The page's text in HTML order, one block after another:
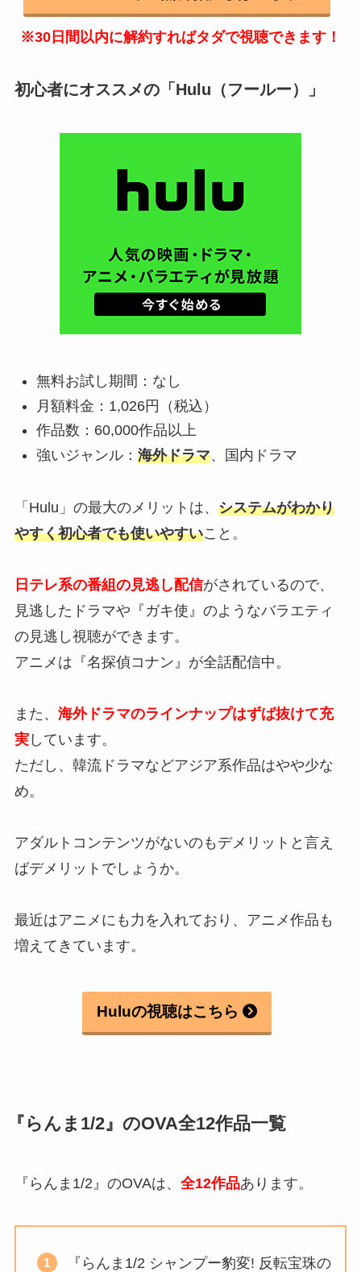
※30日間以内に解約すればタダで視聴できます！
初心者にオススメの「Hulu（フールー）」
無料お試し期間：なし
月額料金：1,026円（税込）
作品数：60,000作品以上
強いジャンル： 海外ドラマ、国内ドラマ
「Hulu」の最大のメリットは、 システムがわかり
やすく初心者でも使いやすいこと。
日テレ系の番組の見逃し配信がされているので、
見逃したドラマや『ガキ使』のようなバラエティ
の見逃し視聴ができます。
アニメは『名探偵コナン』が全話配信中。
また、 海外ドラマのラインナップはずば抜けて充
実しています。
ただし、韓流ドラマなどアジア系作品はやや少な
め。
アダルトコンテンツがないのもデメリットと言え
ばデメリットでしょうか。
最近はアニメにも力を入れており、アニメ作品も
増えてきています。
Huluの視聴はこちら
『らんま1/2』のOVA全12作品一覧
『らんま1/2』のOVAは、 全12作品あります。
『らんま1/2 シャンプー豹変! 反転宝珠の